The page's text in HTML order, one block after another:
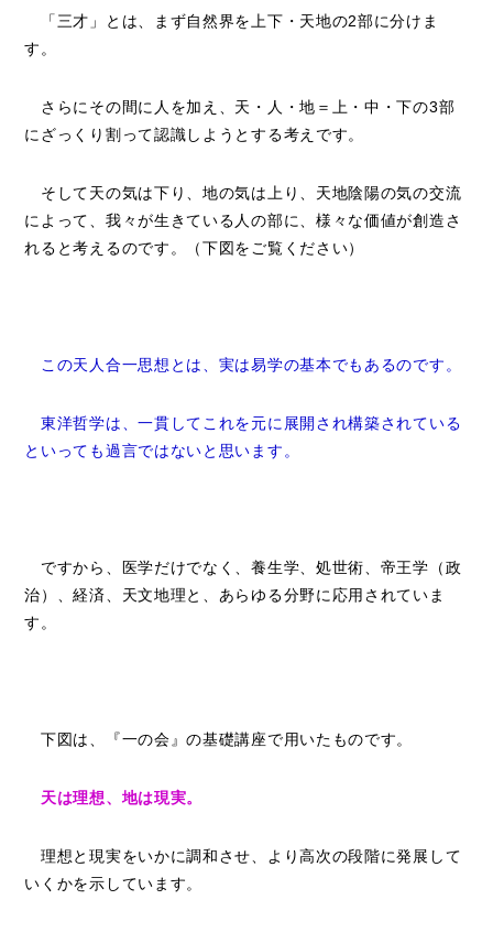
「三才」とは、まず自然界を上下・天地の2部に分けま
す。
さらにその間に人を加え、天・人・地＝上・中・下の3部
にざっくり割って認識しようとする考えです。
そして天の気は下り、地の気は上り、天地陰陽の気の交流
によって、我々が生きている人の部に、様々な価値が創造さ
れると考えるのです。（下図をご覧ください）
この天人合一思想とは、実は易学の基本でもあるのです。
東洋哲学は、一貫してこれを元に展開され構築されている
といっても過言ではないと思います。
ですから、医学だけでなく、養生学、処世術、帝王学（政
治）、経済、天文地理と、あらゆる分野に応用されていま
す。
下図は、『一の会』の基礎講座で用いたものです。
天は理想、地は現実。
理想と現実をいかに調和させ、より高次の段階に発展して
いくかを示しています。